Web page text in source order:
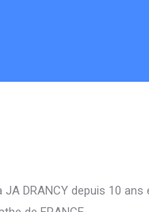
DRANCY depuis 10